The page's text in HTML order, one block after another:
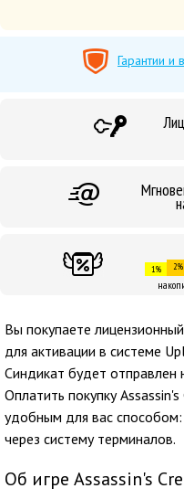
Гарантии и
1% 2%
Вы покупаете
для активации в системе
Синдикат будет отправлен
Оплатить покупку
удобным для вас
через систему терминалов.
Об игре Assassin's